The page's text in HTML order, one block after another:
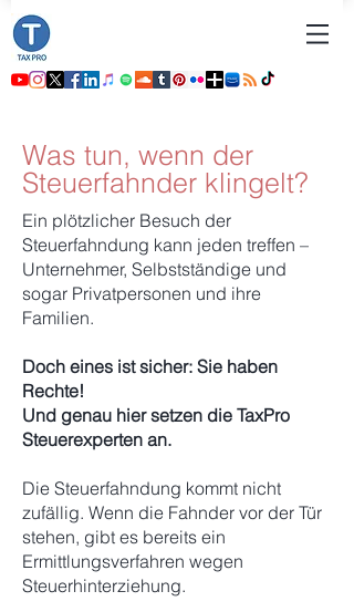
Was tun, wenn der
Steuerfahnder klingelt?
Ein plötzlicher Besuch der
Steuerfahndung kann jeden treffen –
Unternehmer, Selbstständige und
sogar Privatpersonen und ihre
Familien.
Doch eines ist sicher: Sie haben
Rechte!
Und genau hier setzen die TaxPro
Steuerexperten an.
Die Steuerfahndung kommt nicht
zufällig. Wenn die Fahnder vor der Tür
stehen, gibt es bereits ein
Ermittlungsverfahren wegen
Steuerhinterziehung.